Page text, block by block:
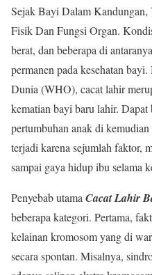
Sejak Bayi Dalam
Fisik Dan Fungsi Organ.
berat, dan beberapa di
permanen pada kesehatan
Dunia (WHO), cacat lahir
kematian bayi baru lahir.
pertumbuhan anak di
terjadi karena sejumlah faktor,
sampai gaya hidup ibu selama
Penyebab utama Cacat Lahir
beberapa kategori. Pertama,
kelainan kromosom yang di
secara spontan. Misalnya,